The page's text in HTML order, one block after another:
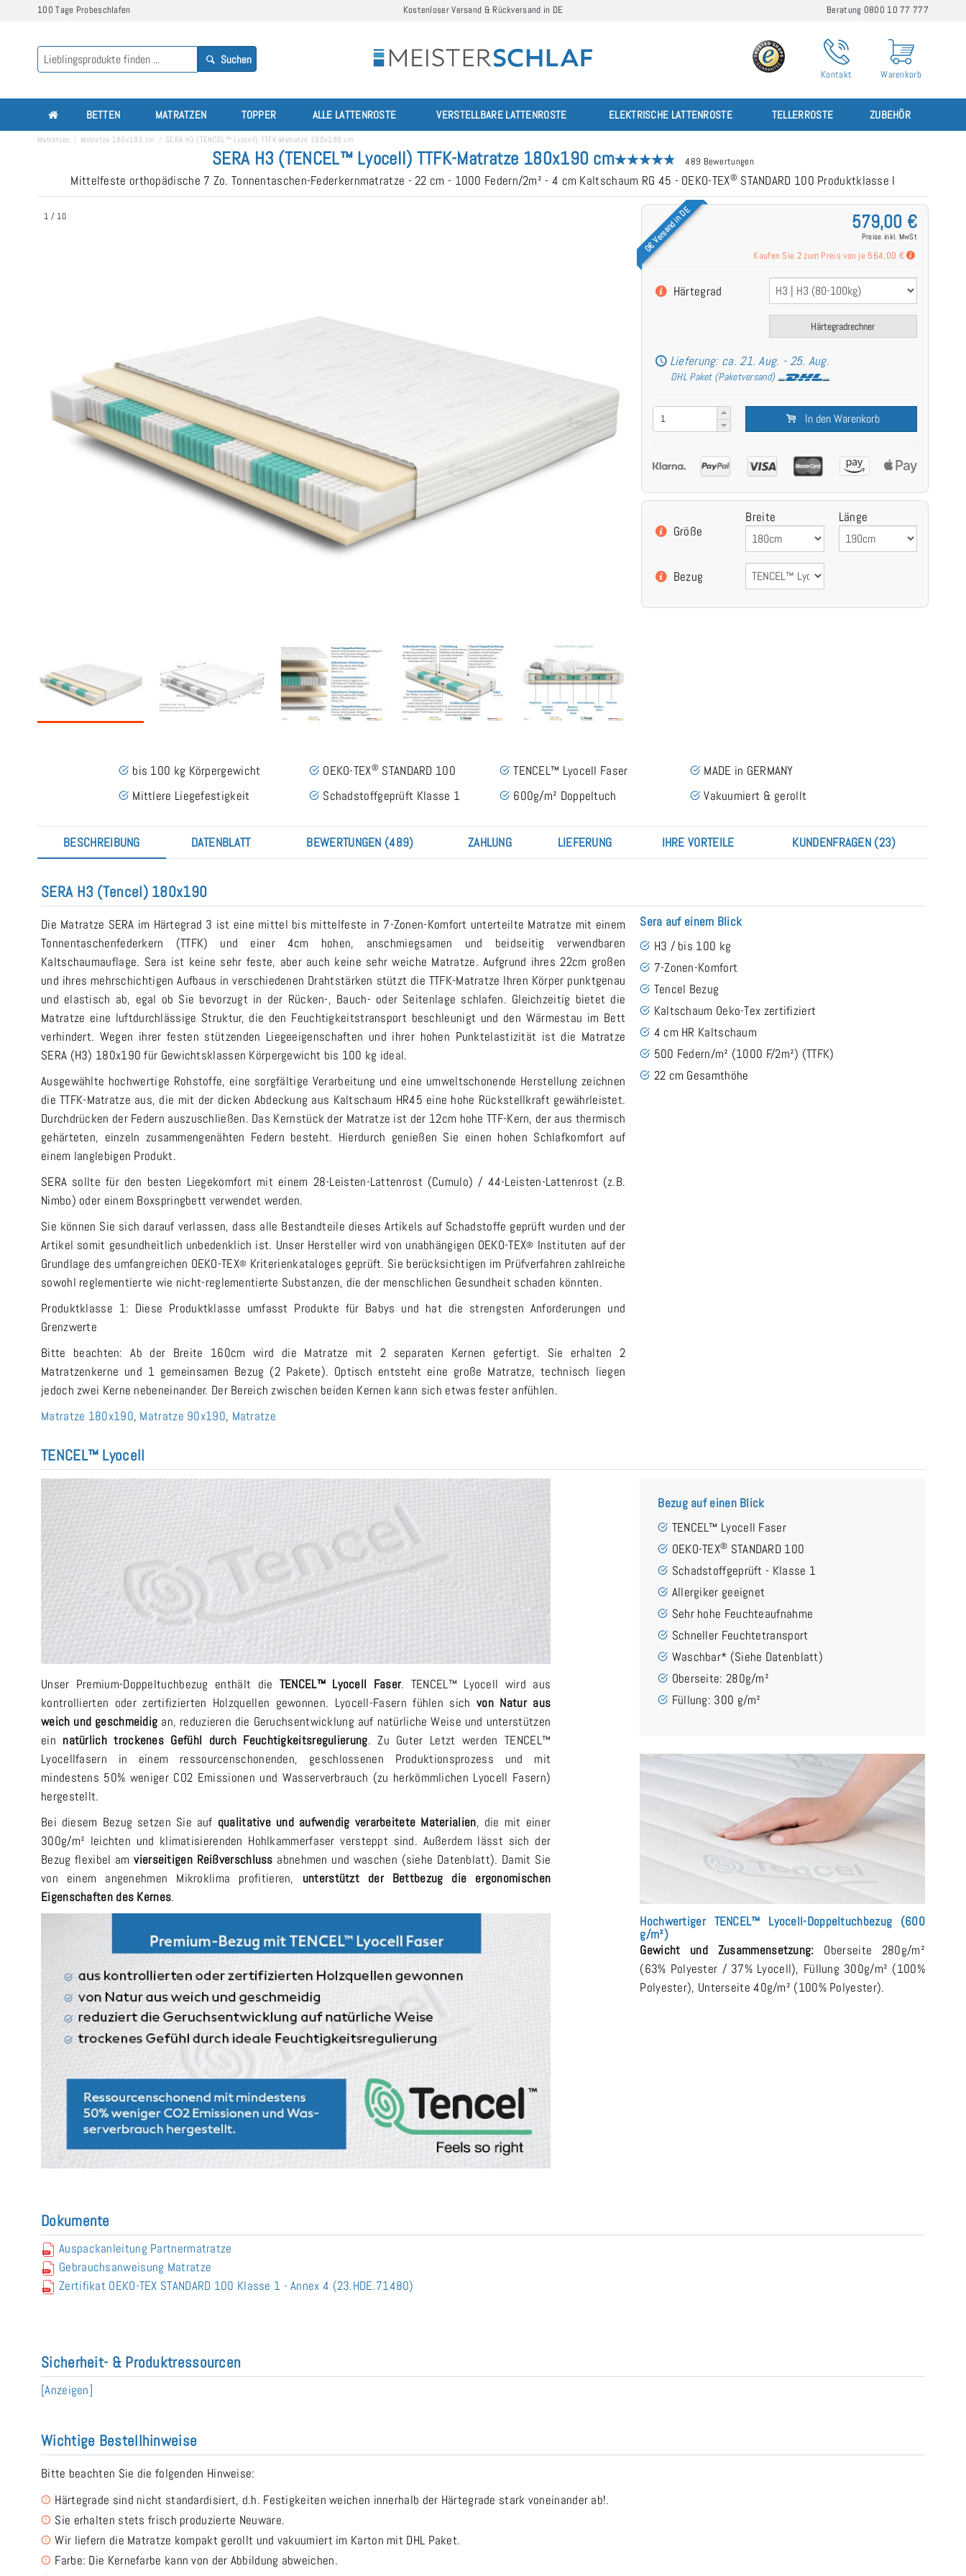
100 Tage Probeschlafen Kostenloser Versand & Rückversand in DE Beratung 0800 10 77 777
Suchen
Kontakt Warenkorb
BETTEN MATRATZEN TOPPER ALLE LATTENROSTE VERSTELLBARE LATTENROSTE ELEKTRISCHE LATTENROSTE TELLERROSTE ZUBEHÖR
Matratzen Matratze 180x190 cm SERA H3 (TENCEL™ Lyocell) TTFK-Matratze 180x190 cm
SERA H3 (TENCEL™ Lyocell) TTFK-Matratze 180x190 cm 489 Bewertungen
Mittelfeste orthopädische 7 Zo. Tonnentaschen-Federkernmatratze - 22 cm - 1000 Federn/2m² - 4 cm Kaltschaum RG 45 - OEKO-TEX®STANDARD 100 Produktklasse I
1 / 10 0€ Versand in DE 579,00 €
Preise inkl. MwSt
Kaufen Sie 2 zum Preis von je 564,00 €
Härtegrad
Härtegradrechner
Lieferung: ca. 21. Aug. - 25. Aug.
DHL Paket (Paketversand)
In den Warenkorb
Größe
Breite Länge
Bezug
bis 100 kg Körpergewicht
Mittlere Liegefestigkeit
OEKO-TEX® STANDARD 100
Schadstoffgeprüft Klasse 1
TENCEL™ Lyocell Faser
600g/m² Doppeltuch
MADE in GERMANY
Vakuumiert & gerollt
BESCHREIBUNG DATENBLATT BEWERTUNGEN (489) ZAHLUNG LIEFERUNG IHRE VORTEILE KUNDENFRAGEN (23)
SERA H3 (Tencel) 180x190
Die Matratze SERA im Härtegrad 3 ist eine mittel bis mittelfeste in 7-Zonen-Komfort unterteilte Matratze mit einem
Tonnentaschenfederkern (TTFK) und einer 4cm hohen, anschmiegsamen und beidseitig verwendbaren
Kaltschaumauflage. Sera ist keine sehr feste, aber auch keine sehr weiche Matratze. Aufgrund ihres 22cm großen
und ihres mehrschichtigen Aufbaus in verschiedenen Drahtstärken stützt die TTFK-Matratze Ihren Körper punktgenau
und elastisch ab, egal ob Sie bevorzugt in der Rücken-, Bauch- oder Seitenlage schlafen. Gleichzeitig bietet die
Matratze eine luftdurchlässige Struktur, die den Feuchtigkeitstransport beschleunigt und den Wärmestau im Bett
verhindert. Wegen ihrer festen stützenden Liegeeigenschaften und ihrer hohen Punktelastizität ist die Matratze
SERA (H3) 180x190 für Gewichtsklassen Körpergewicht bis 100 kg ideal.
Ausgewählte hochwertige Rohstoffe, eine sorgfältige Verarbeitung und eine umweltschonende Herstellung zeichnen
die TTFK-Matratze aus, die mit der dicken Abdeckung aus Kaltschaum HR45 eine hohe Rückstellkraft gewährleistet.
Durchdrücken der Federn auszuschließen. Das Kernstück der Matratze ist der 12cm hohe TTF-Kern, der aus thermisch
gehärteten, einzeln zusammengenähten Federn besteht. Hierdurch genießen Sie einen hohen Schlafkomfort auf
einem langlebigen Produkt.
SERA sollte für den besten Liegekomfort mit einem 28-Leisten-Lattenrost (Cumulo) / 44-Leisten-Lattenrost (z.B.
Nimbo) oder einem Boxspringbett verwendet werden.
Sie können Sie sich darauf verlassen, dass alle Bestandteile dieses Artikels auf Schadstoffe geprüft wurden und der
Artikel somit gesundheitlich unbedenklich ist. Unser Hersteller wird von unabhängigen OEKO-TEX® Instituten auf der
Grundlage des umfangreichen OEKO-TEX® Kriterienkataloges geprüft. Sie berücksichtigen im Prüfverfahren zahlreiche
sowohl reglementierte wie nicht-reglementierte Substanzen, die der menschlichen Gesundheit schaden könnten.
Produktklasse 1: Diese Produktklasse umfasst Produkte für Babys und hat die strengsten Anforderungen und
Grenzwerte
Bitte beachten: Ab der Breite 160cm wird die Matratze mit 2 separaten Kernen gefertigt. Sie erhalten 2
Matratzenkerne und 1 gemeinsamen Bezug (2 Pakete). Optisch entsteht eine große Matratze, technisch liegen
jedoch zwei Kerne nebeneinander. Der Bereich zwischen beiden Kernen kann sich etwas fester anfühlen.
Matratze 180x190, Matratze 90x190, Matratze
Sera auf einem Blick
H3 / bis 100 kg
7-Zonen-Komfort
Tencel Bezug
Kaltschaum Oeko-Tex zertifiziert
4 cm HR Kaltschaum
500 Federn/m² (1000 F/2m²) (TTFK)
22 cm Gesamthöhe
TENCEL™ Lyocell
Unser Premium-Doppeltuchbezug enthält die TENCEL™ Lyocell Faser. TENCEL™ Lyocell wird aus
kontrollierten oder zertifizierten Holzquellen gewonnen. Lyocell-Fasern fühlen sichvon Natur aus
weich und geschmeidig an, reduzieren die Geruchsentwicklung auf natürliche Weise und unterstützen
ein natürlich trockenes Gefühl durch Feuchtigkeitsregulierung. Zu Guter Letzt werden TENCEL™
Lyocellfasern in einem ressourcenschonenden, geschlossenen Produktionsprozess und mit
mindestens 50% weniger CO2 Emissionen und Wasserverbrauch (zu herkömmlichen Lyocell Fasern)
hergestellt.
Bei diesem Bezug setzen Sie auf qualitative und aufwendig verarbeitete Materialien, die mit einer
300g/m² leichten und klimatisierenden Hohlkammerfaser versteppt sind. Außerdem lässt sich der
Bezug flexibel amvierseitigen Reißverschluss abnehmen und waschen (siehe Datenblatt). Damit Sie
von einem angenehmen Mikroklima profitieren, unterstützt der Bettbezug die ergonomischen
Eigenschaften des Kernes.
Bezug auf einen Blick
TENCEL™ Lyocell Faser
OEKO-TEX® STANDARD 100
Schadstoffgeprüft - Klasse 1
Allergiker geeignet
Sehr hohe Feuchteaufnahme
Schneller Feuchtetransport
Waschbar* (Siehe Datenblatt)
Oberseite: 280g/m²
Füllung: 300 g/m²
Hochwertiger TENCEL™ Lyocell-Doppeltuchbezug (600
g/m²)
Gewicht und Zusammensetzung: Oberseite 280g/m²
(63% Polyester / 37% Lyocell), Füllung 300g/m² (100%
Polyester), Unterseite 40g/m² (100% Polyester).
Dokumente
Auspackanleitung Partnermatratze
Gebrauchsanweisung Matratze
Zertifikat OEKO-TEX STANDARD 100 Klasse 1 - Annex 4 (23.HDE.71480)
Sicherheit- & Produktressourcen
[Anzeigen]
Wichtige Bestellhinweise
Bitte beachten Sie die folgenden Hinweise:
Härtegrade sind nicht standardisiert, d.h. Festigkeiten weichen innerhalb der Härtegrade stark voneinander ab!.
Sie erhalten stets frisch produzierte Neuware.
Wir liefern die Matratze kompakt gerollt und vakuumiert im Karton mit DHL Paket.
Farbe: Die Kernefarbe kann von der Abbildung abweichen.